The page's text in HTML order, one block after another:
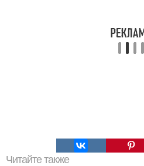
Читайте также